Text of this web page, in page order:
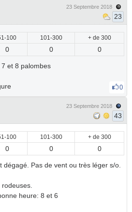
23 Septembre 2018
23
100 101-300 + de 300
0 0 0
et 8 palombes
0
23 Septembre 2018
43
100 101-300 + de 300
0 0 0
dégagé. Pas de vent ou très léger s/o.
heure: 8 et 6